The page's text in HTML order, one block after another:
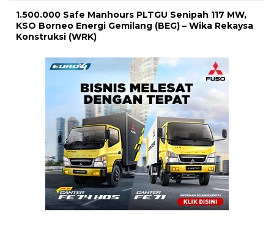
1.500.000 Safe Manhours PLTGU Senipah 117 MW,
KSO Borneo Energi Gemilang (BEG) – Wika Rekaysa
Konstruksi (WRK)